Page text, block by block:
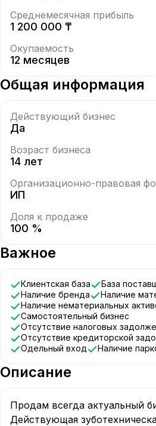
Среднемесячная прибыль
1 200 000 ₸
Окупаемость
12 месяцев
Общая информация
Действующий бизнес
Да
Возраст бизнеса
14 лет
Организационно-правовая
ИП
Доля к продаже
100 %
Важное
Клиентская база
База
Наличие бренда
Наличие
Наличие нематериальных
Самостоятельный бизнес
Отсутствие налоговых
Отсутствие кредиторской
Одельный вход
Наличие
Описание
Продам всегда актуальный
Действующая